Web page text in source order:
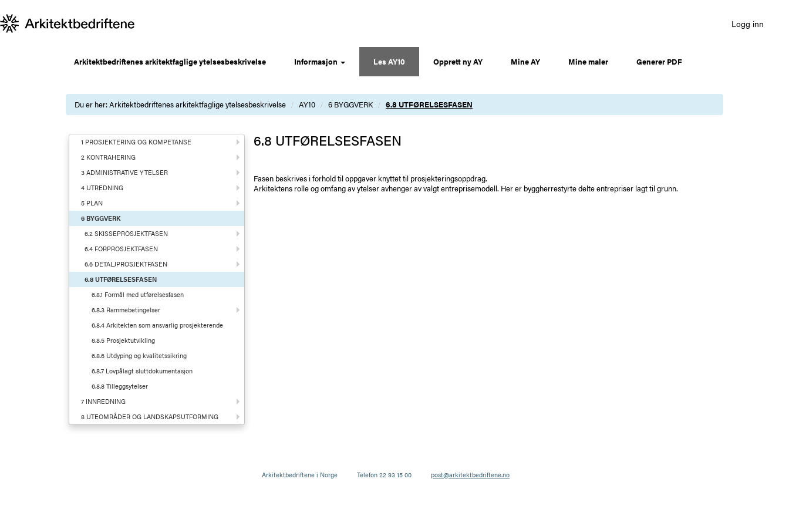
Logg inn
Arkitektbedriftenes arkitektfaglige ytelsesbeskrivelse Informasjon Les AY10 Opprett ny AY Mine AY Mine maler Generer PDF
Du er her:Arkitektbedriftenes arkitektfaglige ytelsesbeskrivelse AY10 6 BYGGVERK 6.8 UTFØRELSESFASEN
1 PROSJEKTERING OG KOMPETANSE
2 KONTRAHERING
3 ADMINISTRATIVE YTELSER
4 UTREDNING
5 PLAN
6 BYGGVERK
6.2 SKISSEPROSJEKTFASEN
6.4 FORPROSJEKTFASEN
6.6 DETALJPROSJEKTFASEN
6.8 UTFØRELSESFASEN
6.8.1 Formål med utførelsesfasen
6.8.3 Rammebetingelser
6.8.4 Arkitekten som ansvarlig prosjekterende
6.8.5 Prosjektutvikling
6.8.6 Utdyping og kvalitetssikring
6.8.7 Lovpålagt sluttdokumentasjon
6.8.8 Tilleggsytelser
7 INNREDNING
8 UTEOMRÅDER OG LANDSKAPSUTFORMING
6.8 UTFØRELSESFASEN
Fasen beskrives i forhold til oppgaver knyttet til prosjekteringsoppdrag.
Arkitektens rolle og omfang av ytelser avhenger av valgt entreprisemodell. Her er byggherrestyrte delte entrepriser lagt til grunn.
Arkitektbedriftene i Norge Telefon 22 93 15 00 post@arkitektbedriftene.no